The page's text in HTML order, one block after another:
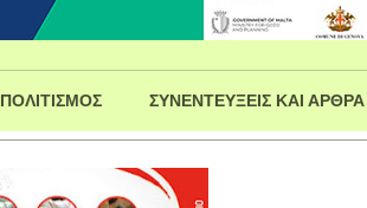
ΠΟΛΙΤΙΣΜΟΣ ΣΥΝΕΝΤΕΥΞΕΙΣ ΚΑΙ ΑΡΘΡΑ